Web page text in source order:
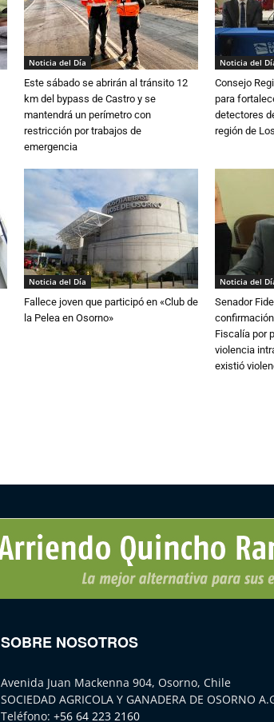
Noticia del Día
Este sábado se abrirán al tránsito 12
km del bypass de Castro y se
mantendrá un perímetro con
restricción por trabajos de
emergencia
Noticia del
Consejo
para
detectores
región de
Noticia del Día
Fallece joven que participó en «Club de
la Pelea en Osorno»
Noticia del
Senador
Fiscalía por
violencia
existió
SOBRE NOSOTROS
Avenida Juan Mackenna 904, Osorno, Chile
SOCIEDAD AGRICOLA Y GANADERA DE OSORNO
Teléfono: +56 64 223 2160